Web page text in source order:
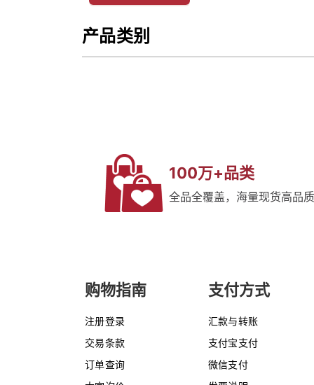
产品类别
100万+品类
全品全覆盖，海量现货高品
购物指南
注册登录
交易条款
订单查询
支付方式
汇款与转账
支付宝支付
微信支付